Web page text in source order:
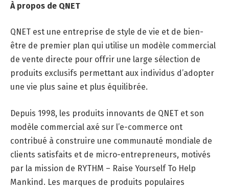
À propos de QNET
QNET est une entreprise de style de vie et de bien-
être de premier plan qui utilise un modèle commercial
de vente directe pour offrir une large sélection de
produits exclusifs permettant aux individus d’adopter
une vie plus saine et plus équilibrée.
Depuis 1998, les produits innovants de QNET et son
modèle commercial axé sur l’e-commerce ont
contribué à construire une communauté mondiale de
clients satisfaits et de micro-entrepreneurs, motivés
par la mission de RYTHM – Raise Yourself To Help
Mankind. Les marques de produits populaires